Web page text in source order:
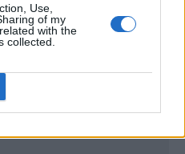
Use,
of my
with the
collected.